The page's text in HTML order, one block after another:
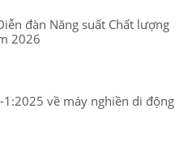
đàn Năng suất Chất lượng
2026
1:2025 về máy nghiền di động